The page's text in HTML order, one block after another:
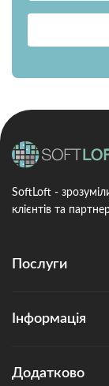
SoftLoft -
клієнтів та
Послуги
Інформація
Додатково